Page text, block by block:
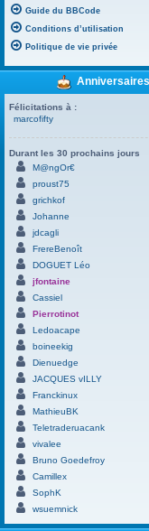
Guide du BBCode
Conditions d’utilisation
Politique de vie privée
Anniversaires
Félicitations à :
marcofifty
Durant les 30 prochains jours
M@ngOr€
proust75
grichkof
Johanne
jdcagli
FrereBenoît
DOGUET Léo
jfontaine
Cassiel
Pierrotinot
Ledoacape
boineekig
Dienuedge
JACQUES vILLY
Franckinux
MathieuBK
Teletraderuacank
vivalee
Bruno Goedefroy
Camillex
SophK
wsuemnick